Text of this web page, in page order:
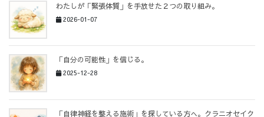
わたしが「緊張体質」を手放せた２つの取り組み。
2026-01-07
「自分の可能性」を信じる。
2025-12-28
「自律神経を整える施術」を探している方へ。クラニオセイク